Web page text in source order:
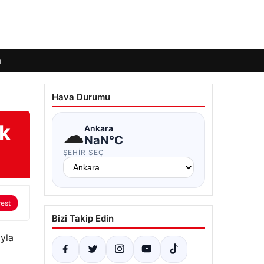
Hava Durumu
☁Ankara
NaN°C
ŞEHIR SEÇ
Bizi Takip Edin